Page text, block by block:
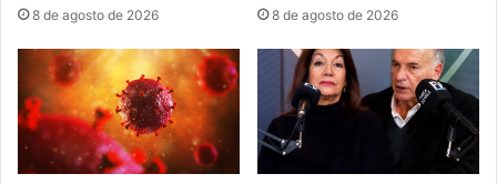
8 de agosto de 2026 8 de agosto de 2026